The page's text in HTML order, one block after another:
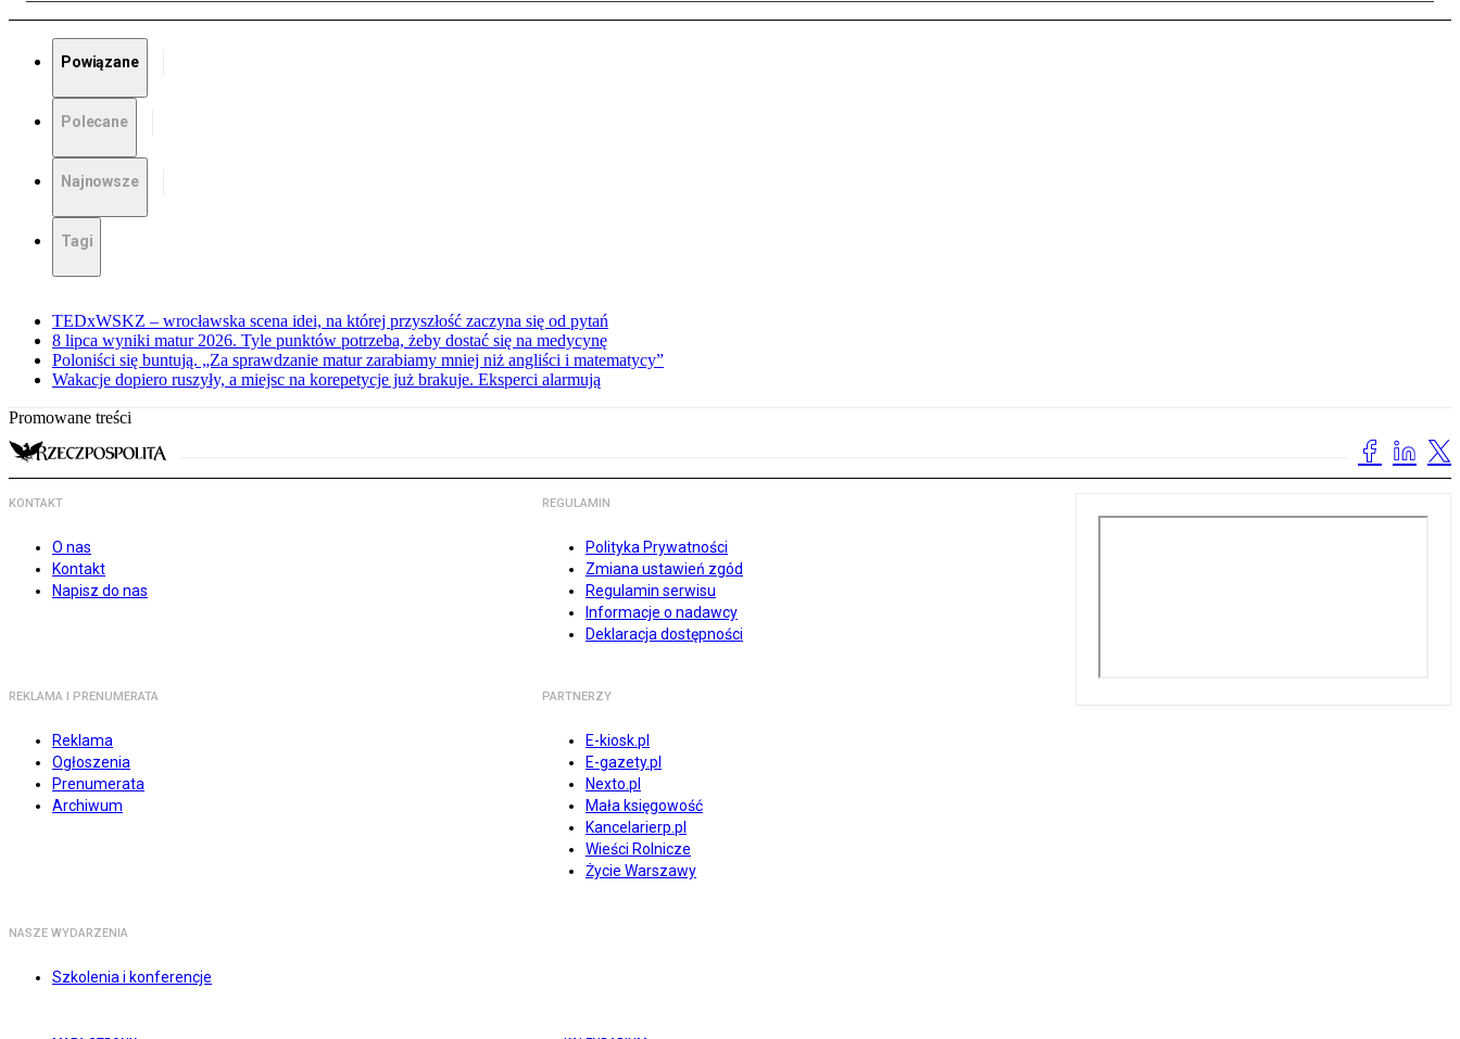
Powiązane
Polecane
Najnowsze
Tagi
TEDxWSKZ – wrocławska scena idei, na której przyszłość zaczyna się od pytań
8 lipca wyniki matur 2026. Tyle punktów potrzeba, żeby dostać się na medycynę
Poloniści się buntują. „Za sprawdzanie matur zarabiamy mniej niż angliści i matematycy”
Wakacje dopiero ruszyły, a miejsc na korepetycje już brakuje. Eksperci alarmują
Promowane treści
KONTAKT
O nas
Kontakt
Napisz do nas
REGULAMIN
Polityka Prywatności
Zmiana ustawień zgód
Regulamin serwisu
Informacje o nadawcy
Deklaracja dostępności
REKLAMA I PRENUMERATA
Reklama
Ogłoszenia
Prenumerata
Archiwum
PARTNERZY
E-kiosk.pl
E-gazety.pl
Nexto.pl
Mała księgowość
Kancelarierp.pl
Wieści Rolnicze
Życie Warszawy
NASZE WYDARZENIA
Szkolenia i konferencje